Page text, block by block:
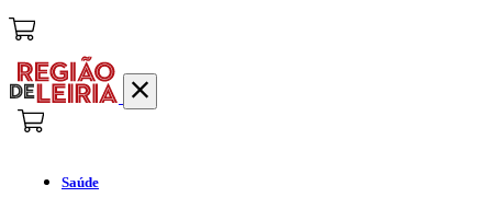
Saúde